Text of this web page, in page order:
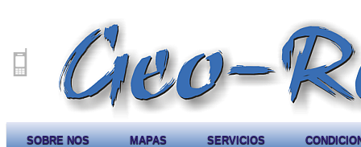
SOBRE NOS MAPAS SERVICIOS